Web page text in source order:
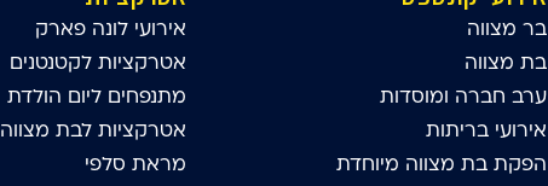
בר מצווה
בת מצווה
ערב חברה ומוסדות
אירועי בריתות
הפקת בת מצווה מיוחדת
אירועי לונה פארק
אטרקציות לקטנטנים
מתנפחים ליום הולדת
אטרקציות לבת מצווה
מראת סלפי